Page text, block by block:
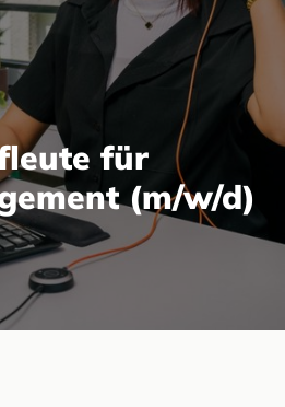
für
(m/w/d)